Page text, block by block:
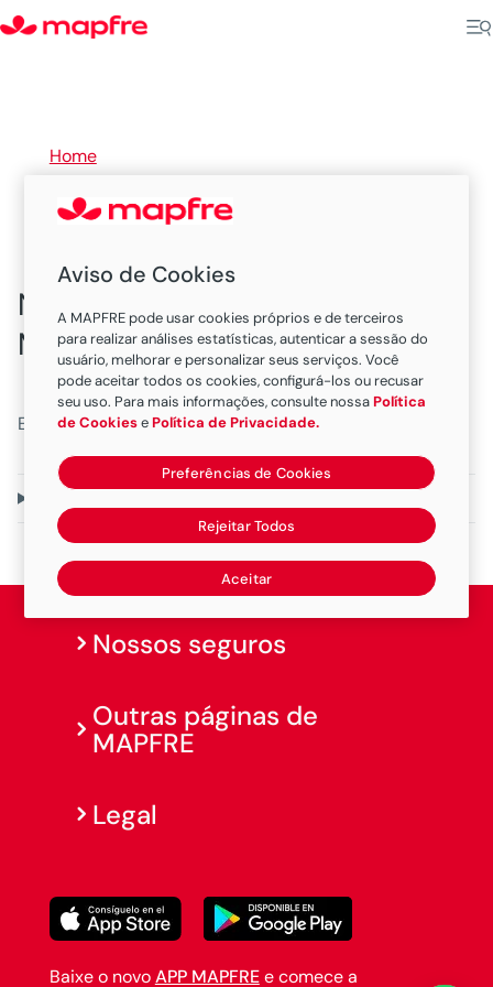
Home>
Nossas Sucursais e Escritórios
MAPFRE em Ceará
Existem 1 escritorios neste estado.
Nossos seguros
Outras páginas de
MAPFRE
Legal
Baixe o novoAPP MAPFREe comece a
Aviso de Cookies
A MAPFRE pode usar cookies próprios e de terceiros
para realizar análises estatísticas, autenticar a sessão do
usuário, melhorar e personalizar seus serviços. Você
pode aceitar todos os cookies, configurá-los ou recusar
seu uso. Para mais informações, consulte nossaPolítica
de CookiesePolítica de Privacidade.
Preferências de Cookies
Rejeitar Todos
Aceitar